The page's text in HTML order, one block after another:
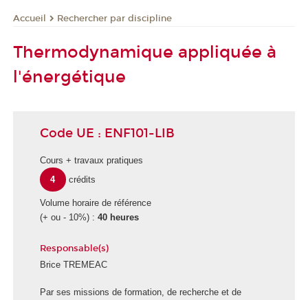
Accueil Rechercher par discipline
Thermodynamique appliquée à
l'énergétique
Code UE : ENF101-LIB
Cours + travaux pratiques
4
crédits
Volume horaire de référence
(+ ou - 10%) : 40 heures
Responsable(s)
Brice TREMEAC
E
Par ses missions de formation, de recherche et de